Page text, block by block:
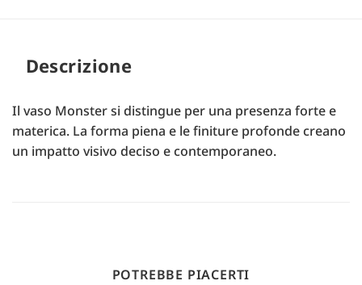
Descrizione
Il vaso Monster si distingue per una presenza forte e
materica. La forma piena e le finiture profonde creano
un impatto visivo deciso e contemporaneo.
POTREBBE PIACERTI